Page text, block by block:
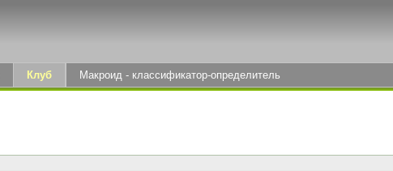
Клуб Макроид - классификатор-определитель